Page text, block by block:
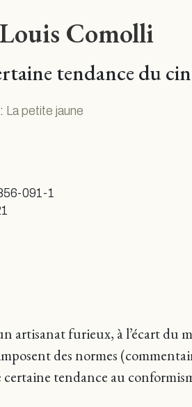
Comolli
tendance du
La petite jaune
091-1
artisanat furieux, à l’écart du
des normes
tendance au